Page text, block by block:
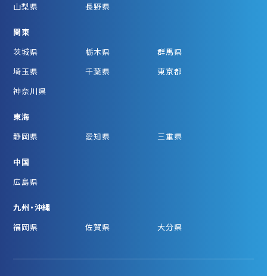
山梨県
長野県
関東
茨城県
栃木県
群馬県
埼玉県
千葉県
東京都
神奈川県
東海
静岡県
愛知県 三重県
中国
広島県
九州・沖縄
福岡県
佐賀県 大分県